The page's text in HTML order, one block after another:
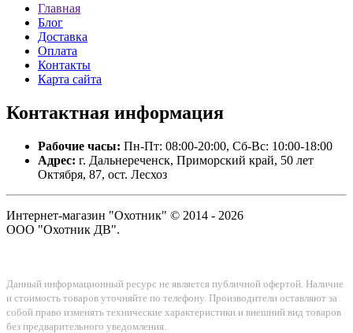
Главная
Блог
Доставка
Оплата
Контакты
Карта сайта
Контактная информация
Рабочие часы: Пн-Пт: 08:00-20:00, Сб-Вс: 10:00-18:00
Адрес: г. Дальнереченск, Приморский край, 50 лет
Октября, 87, ост. Лесхоз
Интернет-магазин "Охотник" © 2014 - 2026
ООО "Охотник ДВ".
Данный информационный ресурс не является публичной офертой. Наличие
и стоимость товаров уточняйте по телефону. Производители оставляют за
собой право изменять технические характеристики и внешний вид товаров
без предварительного уведомления.